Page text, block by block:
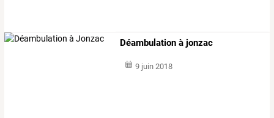
Déambulation à jonzac
9 juin 2018